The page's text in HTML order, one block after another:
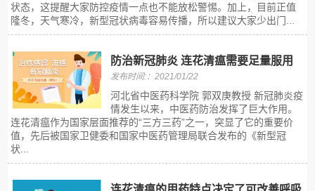
状态，这提醒大家防控疫情一点也不能放松警惕。加上，目前正值
隆冬，天气寒冷，新型冠状病毒容易传播，所以建议大家少出门...
防治新冠肺炎 连花清瘟需要足量服用
发布时间:：2021/01/22
河北省中医药科学院 郭双庚教授 新冠肺炎疫
情发生以来，中医药防治发挥了巨大作用。
连花清瘟作为国家层面推荐的“三方三药”之一，突显了它的重要价
值，先后被国家卫健委和国家中医药管理局联合发布的《新型冠
状...